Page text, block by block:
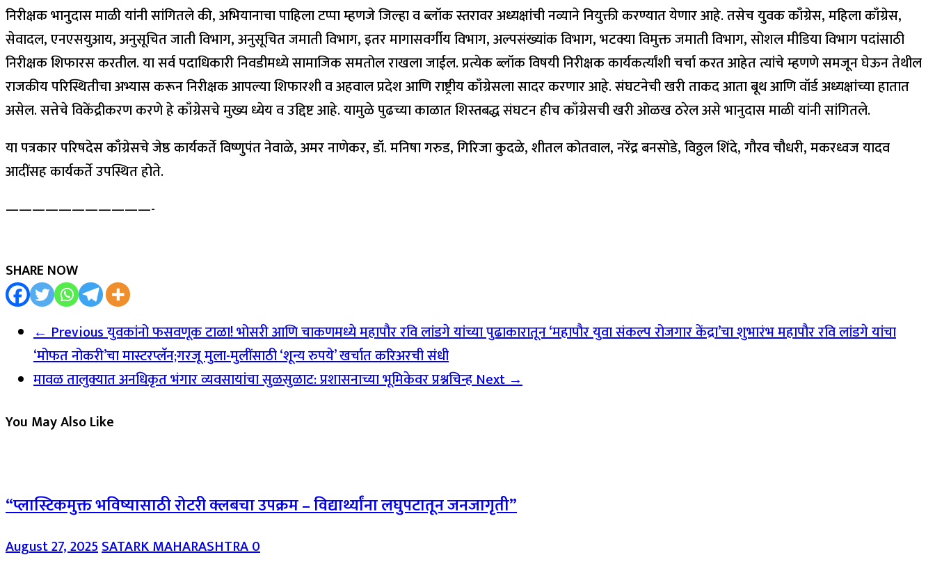
निरीक्षक भानुदास माळी यांनी सांगितले की, अभियानाचा पाहिला टप्पा म्हणजे जिल्हा व ब्लॉक स्तरावर अध्यक्षांची नव्याने नियुक्ती करण्यात येणार आहे. तसेच युवक काँग्रेस, महिला काँग्रेस,
सेवादल, एनएसयुआय, अनुसूचित जाती विभाग, अनुसूचित जमाती विभाग, इतर मागासवर्गीय विभाग, अल्पसंख्यांक विभाग, भटक्या विमुक्त जमाती विभाग, सोशल मीडिया विभाग पदांसाठी
निरीक्षक शिफारस करतील. या सर्व पदाधिकारी निवडीमध्ये सामाजिक समतोल राखला जाईल. प्रत्येक ब्लॉक विषयी निरीक्षक कार्यकर्त्यांशी चर्चा करत आहेत त्यांचे म्हणणे समजून घेऊन तेथील
राजकीय परिस्थितीचा अभ्यास करून निरीक्षक आपल्या शिफारशी व अहवाल प्रदेश आणि राष्ट्रीय काँग्रेसला सादर करणार आहे. संघटनेची खरी ताकद आता बूथ आणि वॉर्ड अध्यक्षांच्या हातात
असेल. सत्तेचे विकेंद्रीकरण करणे हे काँग्रेसचे मुख्य ध्येय व उद्दिष्ट आहे. यामुळे पुढच्या काळात शिस्तबद्ध संघटन हीच काँग्रेसची खरी ओळख ठरेल असे भानुदास माळी यांनी सांगितले.
या पत्रकार परिषदेस काँग्रेसचे जेष्ठ कार्यकर्ते विष्णुपंत नेवाळे, अमर नाणेकर, डॉ. मनिषा गरुड, गिरिजा कुदळे, शीतल कोतवाल, नरेंद्र बनसोडे, विठ्ठल शिंदे, गौरव चौधरी, मकरध्वज यादव
आदींसह कार्यकर्ते उपस्थित होते.
———————————-
SHARE NOW
← Previousयुवकांनो फसवणूक टाळा! भोसरी आणि चाकणमध्ये महापौर रवि लांडगे यांच्या पुढाकारातून ‘महापौर युवा संकल्प रोजगार केंद्रा’चा शुभारंभ महापौर रवि लांडगे यांचा
‘मोफत नोकरी’चा मास्टरप्लॅन;गरजू मुला-मुलींसाठी ‘शून्य रुपये’ खर्चात करिअरची संधी
मावळ तालुक्यात अनधिकृत भंगार व्यवसायांचा सुळसुळाट: प्रशासनाच्या भूमिकेवर प्रश्नचिन्हNext →
You May Also Like
“प्लास्टिकमुक्त भविष्यासाठी रोटरी क्लबचा उपक्रम – विद्यार्थ्यांना लघुपटातून जनजागृती”
August 27, 2025SATARK MAHARASHTRA0